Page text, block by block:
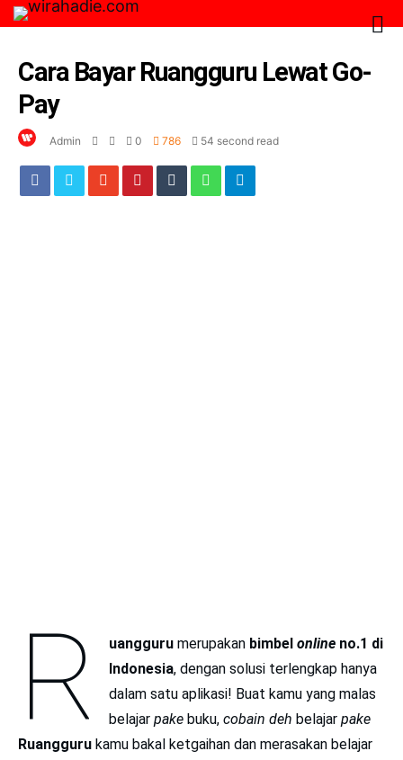
Cara Bayar Ruangguru Lewat Go-
Pay
Admin 0 786 54 second read
R uangguru merupakan bimbelonline no.1 di
Indonesia, dengan solusi terlengkap hanya
dalam satu aplikasi! Buat kamu yang malas
belajarpake buku,cobain deh belajarpake
Ruangguru kamu bakal ketgaihan dan merasakan belajar